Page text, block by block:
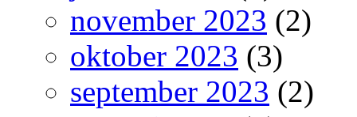
november 2023 (2)
oktober 2023 (3)
september 2023 (2)